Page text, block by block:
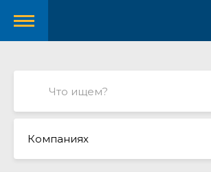
Компаниях